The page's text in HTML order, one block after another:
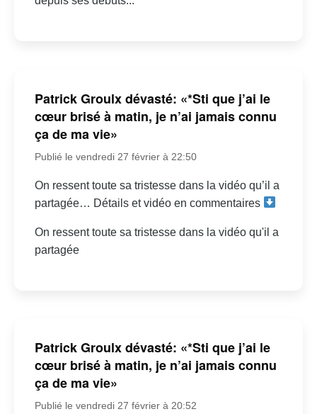
Patrick Groulx dévasté: «*Sti que j’ai le
cœur brisé à matin, je n’ai jamais connu
ça de ma vie»
Publié le vendredi 27 février à 22:50
On ressent toute sa tristesse dans la vidéo qu’il a
partagée… Détails et vidéo en commentaires
On ressent toute sa tristesse dans la vidéo qu'il a
partagée
Patrick Groulx dévasté: «*Sti que j’ai le
cœur brisé à matin, je n’ai jamais connu
ça de ma vie»
Publié le vendredi 27 février à 20:52